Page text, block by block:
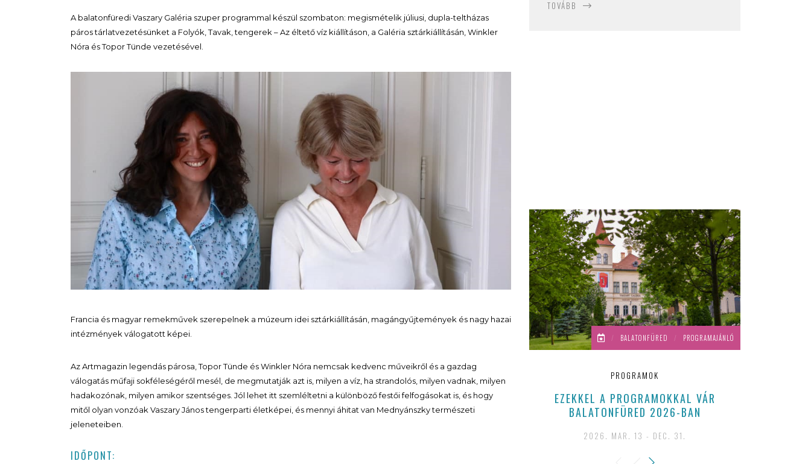
A balatonfüredi Vaszary Galéria szuper programmal készül szombaton: megismételik júliusi, dupla-teltházas
páros tárlatvezetésünket a Folyók, Tavak, tengerek – Az éltető víz kiállításon, a Galéria sztárkiállításán, Winkler
Nóra és Topor Tünde vezetésével.
Francia és magyar remekművek szerepelnek a múzeum idei sztárkiállításán, magángyűjtemények és nagy hazai
intézmények válogatott képei.
Az Artmagazin legendás párosa, Topor Tünde és Winkler Nóra nemcsak kedvenc műveikről és a gazdag
válogatás műfaji sokféleségéről mesél, de megmutatják azt is, milyen a víz, ha strandolós, milyen vadnak, milyen
hadakozónak, milyen amikor szentséges. Jól lehet itt szemléltetni a különböző festői felfogásokat is, és hogy
mitől olyan vonzóak Vaszary János tengerparti életképei, és mennyi áhitat van Mednyánszky természeti
jeleneteiben.
IDŐPONT:
TOVÁBB
/ BALATONFÜRED / PROGRAMAJÁNLÓ
PROGRAMOK
EZEKKEL A PROGRAMOKKAL VÁR
BALATONFÜRED 2026-BAN
2026. MAR. 13 - DEC. 31.